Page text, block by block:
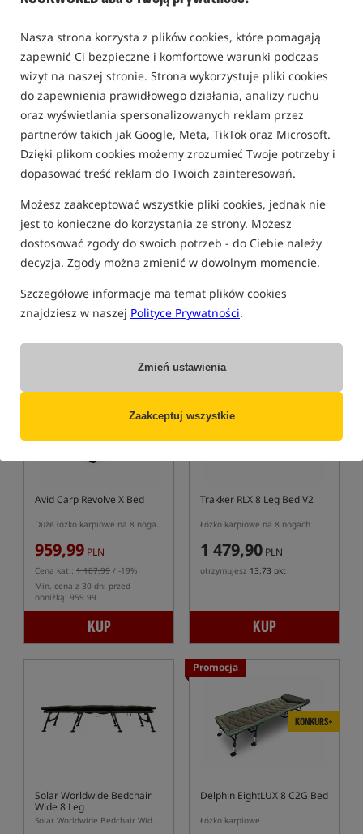
Nasza strona korzysta z plików cookies, które pomagają
zapewnić Ci bezpieczne i komfortowe warunki podczas
wizyt na naszej stronie. Strona wykorzystuje pliki cookies
do zapewnienia prawidłowego działania, analizy ruchu
oraz wyświetlania spersonalizowanych reklam przez
partnerów takich jak Google, Meta, TikTok oraz Microsoft.
Dzięki plikom cookies możemy zrozumieć Twoje potrzeby i
dopasować treść reklam do Twoich zainteresowań.
Możesz zaakceptować wszystkie pliki cookies, jednak nie
jest to konieczne do korzystania ze strony. Możesz
dostosować zgody do swoich potrzeb - do Ciebie należy
decyzja. Zgody można zmienić w dowolnym momencie.
Szczegółowe informacje ma temat plików cookies
znajdziesz w naszej Polityce Prywatności.
Zmień ustawienia
Zaakceptuj wszystkie
ŁÓŻKA NA 8 NOGACH
Promocja
Avid Carp Benchmark Ultra
Łóżko karpiowe na 8 nogach
2 014,99
Min. cena z 30 dni przed
obniżką: 2014.99
Fox Flatliner MF8 Bed Only
2 159,99
Min. cena z 30 dni przed
obniżką: 2159.99
4,0
Avid Carp Revolve X Bed
Duże łóżko karpiowe na 8 nogach serii Revolve
959,99 PLN
Cena kat.: 1 187,99 / -19%
Min. cena z 30 dni przed
obniżką: 959.99
KUP
Bestseller!
Trakker RLX 8 Leg Bed V2
Łóżko karpiowe na 8 nogach
1 479,90 PLN
otrzymujesz 13,73 pkt
KUP
Solar Worldwide Bedchair
Wide 8 Leg
Solar Worldwide Bedchair Wide 8 Leg – szerokie łóżko karpiowe
Promocja
KONKURS+
Delphin EightLUX 8 C2G Bed
Łóżko karpiowe